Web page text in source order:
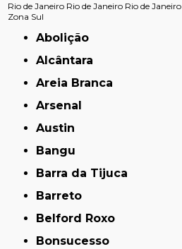
Rio de Janeiro Rio de Janeiro Rio de Janeiro
Zona Sul
Abolição
Alcântara
Areia Branca
Arsenal
Austin
Bangu
Barra da Tijuca
Barreto
Belford Roxo
Bonsucesso